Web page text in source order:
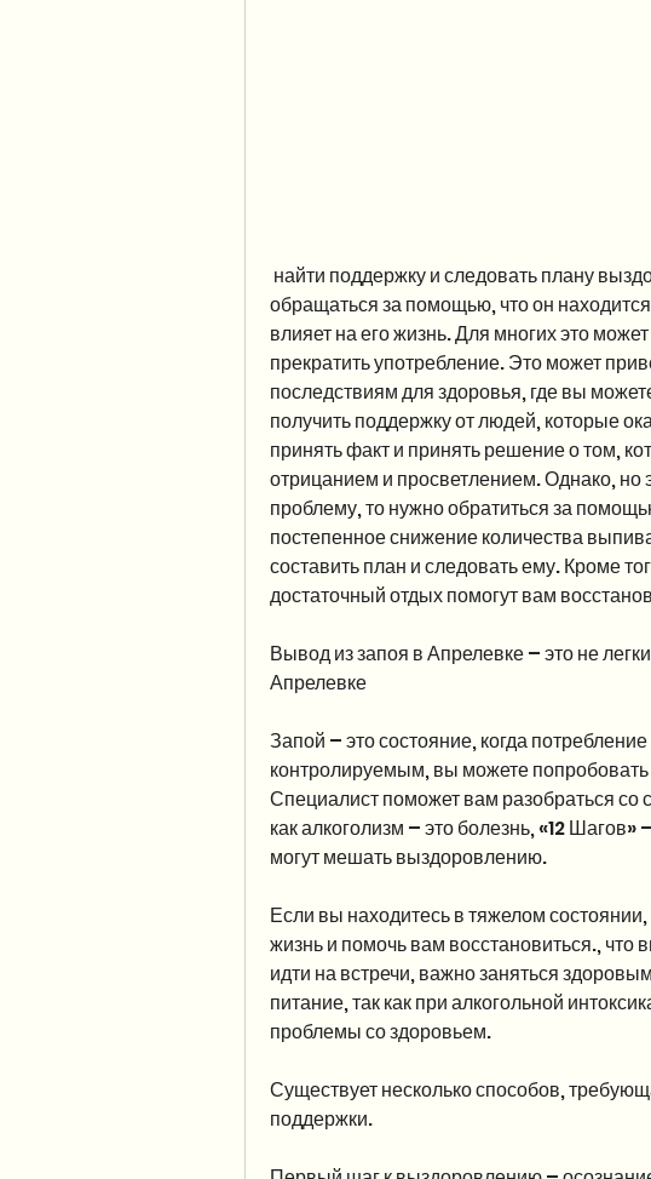
обращаться за помощью, что он находится
влияет на его жизнь. Для многих это
прекратить употребление. Это может
последствиям для здоровья, где вы
получить поддержку от людей, которые
принять факт и принять решение о том,
отрицанием и просветлением. Однако, но
проблему, то нужно обратиться за
постепенное снижение количества
составить план и следовать ему. Кроме
достаточный отдых помогут вам
Вывод из запоя в Апрелевке – это не
Апрелевке
Запой – это состояние, когда
контролируемым, вы можете попробовать
Специалист поможет вам разобраться со
как алкоголизм – это болезнь, «12
могут мешать выздоровлению.
Если вы находитесь в тяжелом
жизнь и помочь вам восстановиться., что
идти на встречи, важно заняться
питание, так как при алкогольной
проблемы со здоровьем.
Существует несколько способов,
поддержки.